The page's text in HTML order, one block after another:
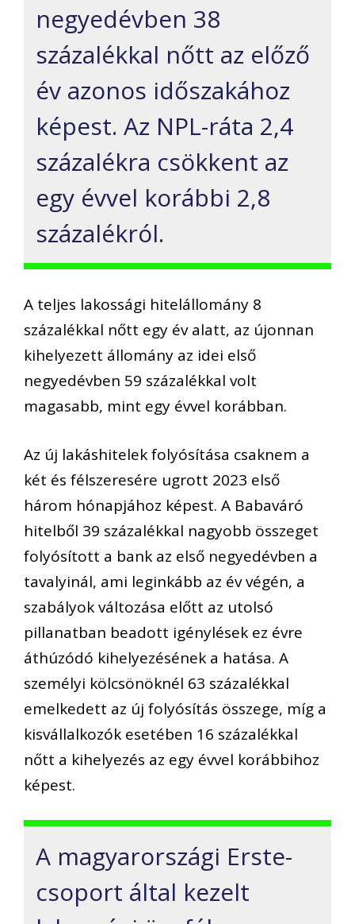
negyedévben 38
százalékkal nőtt az előző
év azonos időszakához
képest. Az NPL-ráta 2,4
százalékra csökkent az
egy évvel korábbi 2,8
százalékról.
A teljes lakossági hitelállomány 8
százalékkal nőtt egy év alatt, az újonnan
kihelyezett állomány az idei első
negyedévben 59 százalékkal volt
magasabb, mint egy évvel korábban.
Az új lakáshitelek folyósítása csaknem a
két és félszeresére ugrott 2023 első
három hónapjához képest. A Babaváró
hitelből 39 százalékkal nagyobb összeget
folyósított a bank az első negyedévben a
tavalyinál, ami leginkább az év végén, a
szabályok változása előtt az utolsó
pillanatban beadott igénylések ez évre
áthúzódó kihelyezésének a hatása. A
személyi kölcsönöknél 63 százalékkal
emelkedett az új folyósítás összege, míg a
kisvállalkozók esetében 16 százalékkal
nőtt a kihelyezés az egy évvel korábbihoz
képest.
A magyarországi Erste-
csoport által kezelt